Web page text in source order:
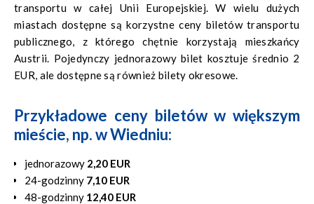
transportu w całej Unii Europejskiej. W wielu dużych
miastach dostępne są korzystne ceny biletów transportu
publicznego, z którego chętnie korzystają mieszkańcy
Austrii. Pojedynczy jednorazowy bilet kosztuje średnio 2
EUR, ale dostępne są również bilety okresowe.
Przykładowe ceny biletów w większym
mieście, np. w Wiedniu:
jednorazowy 2,20 EUR
24-godzinny 7,10 EUR
48-godzinny 12,40 EUR